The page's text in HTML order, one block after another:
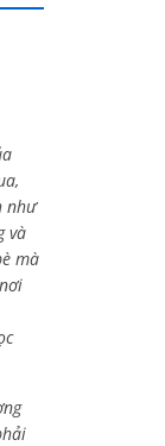
như
và
mà